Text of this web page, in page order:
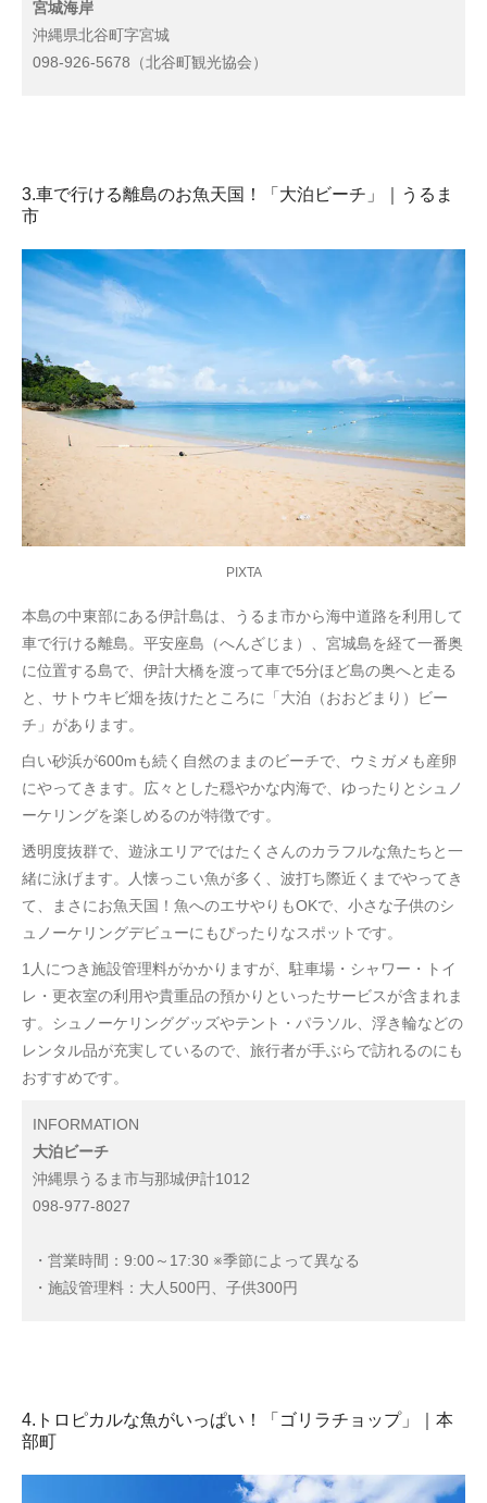
宮城海岸
沖縄県北谷町字宮城
098-926-5678（北谷町観光協会）
3.車で行ける離島のお魚天国！「大泊ビーチ」｜うるま
市
PIXTA
本島の中東部にある伊計島は、うるま市から海中道路を利用して
車で行ける離島。平安座島（へんざじま）、宮城島を経て一番奥
に位置する島で、伊計大橋を渡って車で5分ほど島の奥へと走る
と、サトウキビ畑を抜けたところに「大泊（おおどまり）ビー
チ」があります。
白い砂浜が600mも続く自然のままのビーチで、ウミガメも産卵
にやってきます。広々とした穏やかな内海で、ゆったりとシュノ
ーケリングを楽しめるのが特徴です。
透明度抜群で、遊泳エリアではたくさんのカラフルな魚たちと一
緒に泳げます。人懐っこい魚が多く、波打ち際近くまでやってき
て、まさにお魚天国！魚へのエサやりもOKで、小さな子供のシ
ュノーケリングデビューにもぴったりなスポットです。
1人につき施設管理料がかかりますが、駐車場・シャワー・トイ
レ・更衣室の利用や貴重品の預かりといったサービスが含まれま
す。シュノーケリンググッズやテント・パラソル、浮き輪などの
レンタル品が充実しているので、旅行者が手ぶらで訪れるのにも
おすすめです。
INFORMATION
大泊ビーチ
沖縄県うるま市与那城伊計1012
098-977‐8027
・営業時間：9:00～17:30 ※季節によって異なる
・施設管理料：大人500円、子供300円
4.トロピカルな魚がいっぱい！「ゴリラチョップ」｜本
部町